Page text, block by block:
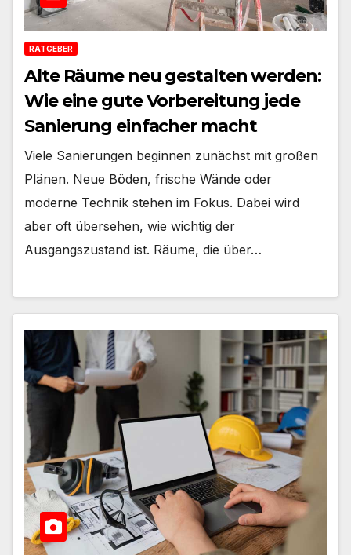
RATGEBER
Alte Räume neu gestalten werden:
Wie eine gute Vorbereitung jede
Sanierung einfacher macht
Viele Sanierungen beginnen zunächst mit großen
Plänen. Neue Böden, frische Wände oder
moderne Technik stehen im Fokus. Dabei wird
aber oft übersehen, wie wichtig der
Ausgangszustand ist. Räume, die über…